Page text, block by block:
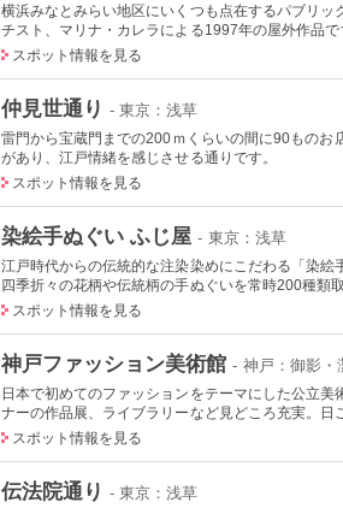
横浜みなとみらい地区にいくつも点在するパブリ
チスト、マリナ・カレラによる1997年の屋外作品で
スポット情報を見る
仲見世通り - 東京：浅草
雷門から宝蔵門までの200ｍくらいの間に90もの
があり、江戸情緒を感じさせる通りです。
スポット情報を見る
染絵手ぬぐい ふじ屋 - 東京：浅草
江戸時代からの伝統的な注染染めにこだわる「染絵
四季折々の花柄や伝統柄の手ぬぐいを常時200種類
スポット情報を見る
神戸ファッション美術館 - 神戸：御影・
日本で初めてのファッションをテーマにした公立
ナーの作品展、ライブラリーなど見どころ充実。日
スポット情報を見る
伝法院通り - 東京：浅草